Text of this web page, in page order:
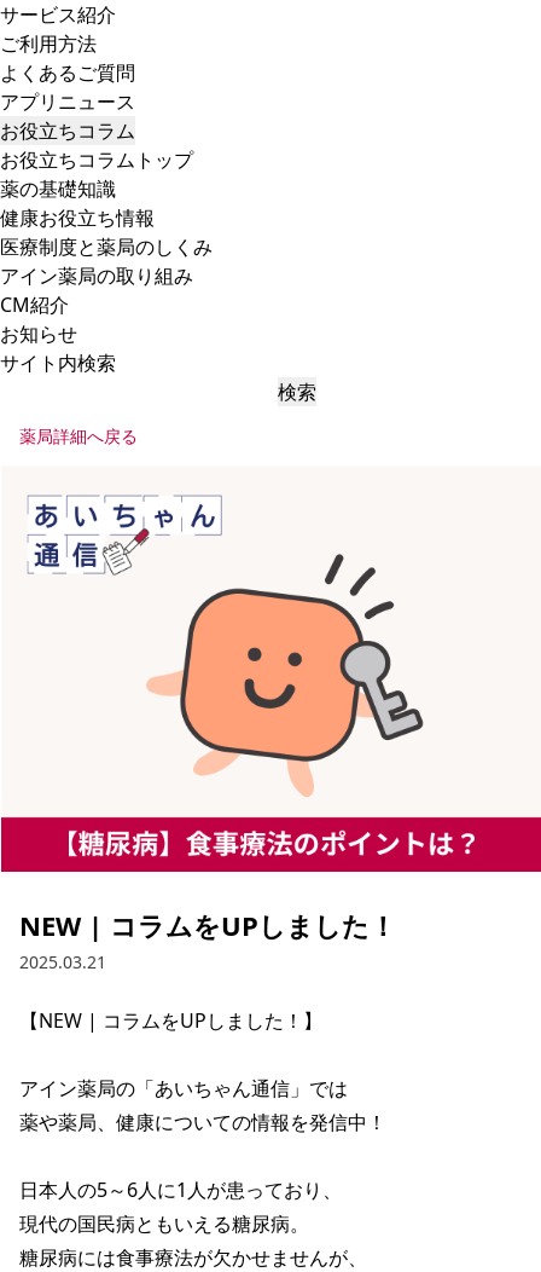
サービス紹介
ご利用方法
よくあるご質問
アプリニュース
お役立ちコラム
お役立ちコラムトップ
薬の基礎知識
健康お役立ち情報
医療制度と薬局のしくみ
アイン薬局の取り組み
CM紹介
お知らせ
サイト内検索
検索
薬局詳細へ戻る
NEW | コラムをUPしました！
2025.03.21
【NEW | コラムをUPしました！】
アイン薬局の「あいちゃん通信」では
薬や薬局、健康についての情報を発信中！
日本人の5～6人に1人が患っており、
現代の国民病ともいえる糖尿病。
糖尿病には食事療法が欠かせませんが、